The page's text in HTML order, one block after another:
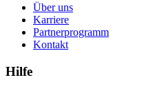
Über uns
Karriere
Partnerprogramm
Kontakt
Hilfe